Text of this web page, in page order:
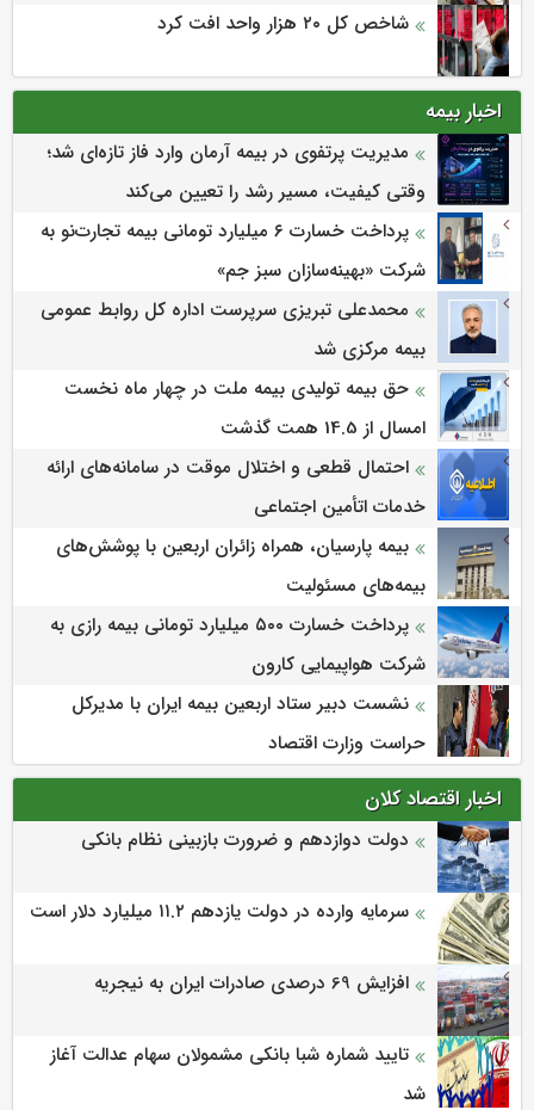
شاخص کل ۲۰ هزار واحد افت کرد
اخبار بیمه
مدیریت پرتفوی در بیمه آرمان وارد فاز تازه‌ای شد؛
وقتی کیفیت، مسیر رشد را تعیین می‌کند
پرداخت خسارت ۶ میلیارد تومانی بیمه تجارت‌نو به
شرکت «بهینه‌سازان سبز جم»
محمدعلی تبریزی سرپرست اداره كل روابط عمومی
بیمه مركزی شد
حق بیمه تولیدی بیمه ملت در چهار ماه نخست
امسال از 14.5 همت گذشت
احتمال قطعی و اختلال موقت در سامانه‌های ارائه
خدمات اتأمین اجتماعی
بیمه پارسیان، همراه زائران اربعین با پوشش‌های
بیمه‌های مسئولیت
پرداخت خسارت ۵۰۰ میلیارد تومانی بیمه رازی به
شرکت هواپیمایی کارون
نشست دبیر ستاد اربعین بیمه ایران با مدیرکل
حراست وزارت اقتصاد
اخبار اقتصاد کلان
دولت دوازدهم و ضرورت بازبینی نظام بانکی
سرمایه وارده در دولت یازدهم ۱۱.۲ میلیارد دلار است
افزایش 69 درصدی صادرات ایران به نیجریه
تایید شماره شبا بانکی مشمولان سهام عدالت آغاز
شد